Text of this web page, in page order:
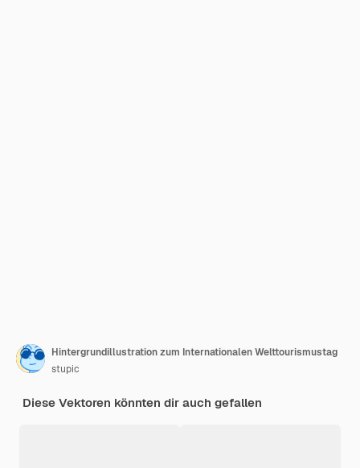
Hintergrundillustration zum Internationalen Welttourismustag
stupic
Diese Vektoren könnten dir auch gefallen